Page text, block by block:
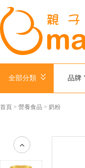
全部分類 品牌
首頁 > 營養食品 > 奶粉